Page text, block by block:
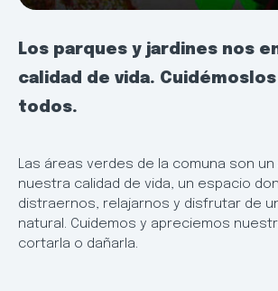
Los parques y jardines nos
calidad de vida.
todos.
Las áreas verdes de la comuna son
nuestra calidad de vida, un espacio
distraernos, relajarnos y disfrutar de
natural. Cuidemos y apreciemos
cortarla o dañarla.